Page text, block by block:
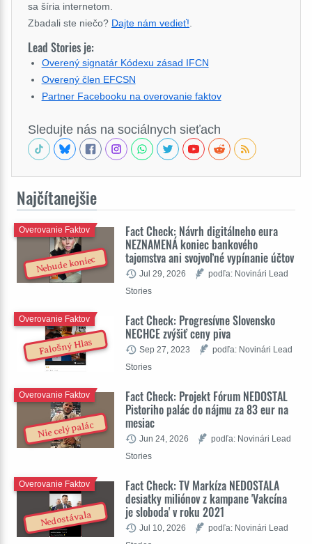
sa šíria internetom.
Zbadali ste niečo? Dajte nám vedieť!
Lead Stories je:
Overený signatár Kódexu zásad IFCN
Overený člen EFCSN
Partner Facebooku na overovanie faktov
Sledujte nás na sociálnych sieťach
Najčítanejšie
Nebude koniec
Fact Check: Návrh digitálneho eura
NEZNAMENÁ koniec bankového
tajomstva ani svojvoľné vypínanie účtov
Overovanie Faktov
Jul 29, 2026
podľa: Novinári Lead
Stories
Falošný Hlas
Fact Check: Progresívne Slovensko
NECHCE zvýšiť ceny piva
Overovanie Faktov
Sep 27, 2023
podľa: Novinári Lead
Stories
Nie celý palác
Fact Check: Projekt Fórum NEDOSTAL
Pistoriho palác do nájmu za 83 eur na
mesiac
Overovanie Faktov
Jun 24, 2026
podľa: Novinári Lead
Stories
Nedostávala
Fact Check: TV Markíza NEDOSTALA
desiatky miliónov z kampane 'Vakcína
je sloboda' v roku 2021
Overovanie Faktov
Jul 10, 2026
podľa: Novinári Lead